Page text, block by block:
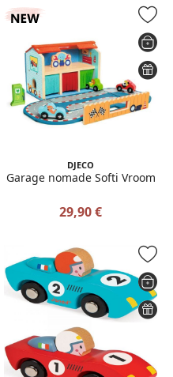
DJECO
Garage nomade Softi Vroom
29,90 €